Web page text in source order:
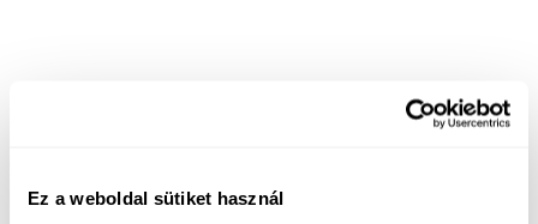
Ez a weboldal sütiket használ